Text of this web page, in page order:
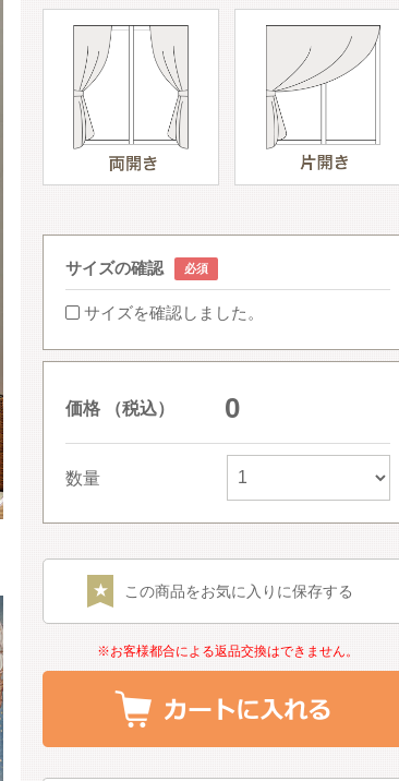
サイズの確認
サイズを確認しました。
価格 （税込） 0
数量
この商品をお気に入りに保存する
※お客様都合による返品交換はできません。